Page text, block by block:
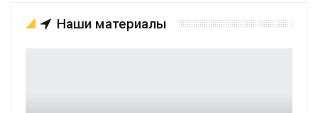
Наши материалы